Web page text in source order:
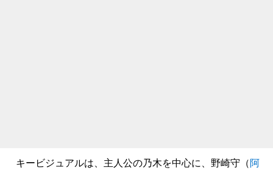
キービジュアルは、主人公の乃木を中心に、野崎守（阿